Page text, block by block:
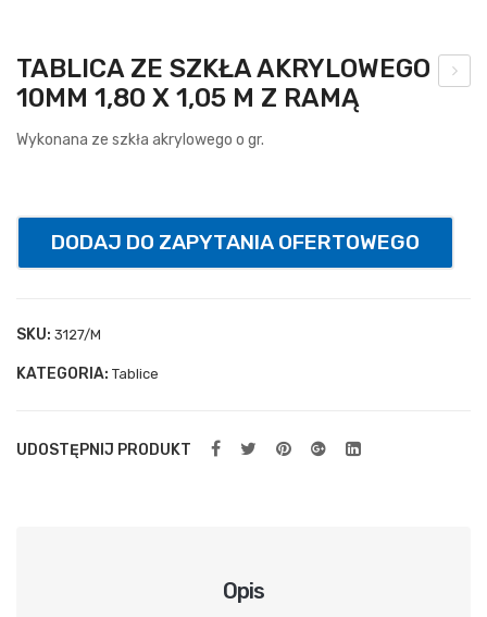
za
TABLICA ZE SZKŁA AKRYLOWEGO
10MM 1,80 X 1,05 M Z RAMĄ
Wykonana ze szkła akrylowego o gr.
DODAJ DO ZAPYTANIA OFERTOWEGO
SKU: 3127/M
KATEGORIA: Tablice
UDOSTĘPNIJ PRODUKT
Opis